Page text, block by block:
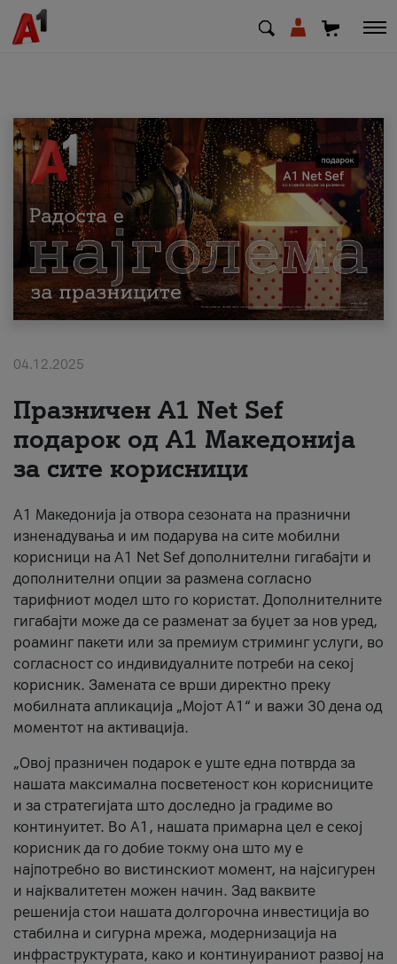
МК EN SQ
Приватни Деловни
Поддршка
Надополни кредит
За нас
#ПодобарОнлајн
04.12.2025
Празничен A1 Net Sеf
подарок од А1 Македонија
за сите корисници
А1 Македонија ја отвора сезоната на празнични
изненадувања и им подарува на сите мобилни
корисници на A1 Net Sef дополнителни гигабајти и
дополнителни опции за размена согласно
тарифниот модел што го користат. Дополнителните
гигабајти може да се разменат за буџет за нов уред,
роаминг пакети или за премиум стриминг услуги, во
согласност со индивидуалните потреби на секој
корисник. Замената се врши директно преку
мобилната апликација „Мојот А1“ и важи 30 дена од
моментот на активација.
„Овој празничен подарок е уште една потврда за
нашата максимална посветеност кон корисниците
и за стратегијата што доследно ја градиме во
континуитет. Во А1, нашата примарна цел е секој
корисник да го добие токму она што му е
најпотребно во вистинскиот момент, на најсигурен
и најквалитетен можен начин. Зад ваквите
решенија стои нашата долгорочна инвестиција во
стабилна и сигурна мрежа, модернизација на
инфраструктурата, како и континуираниот развој на